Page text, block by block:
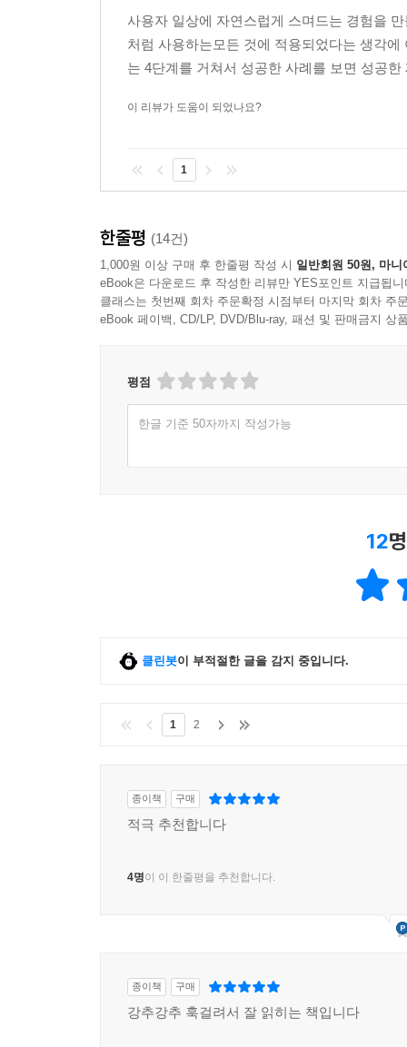
사용자 일상에 자연스럽게 스며드는 경험을
처럼 사용하는모든 것에 적용되었다는 생각
는 4단계를 거쳐서 성공한 사례를 보면 성공
이 리뷰가 도움이 되었나요?
1
한줄평 (14건)
1,000원 이상 구매 후 한줄평 작성 시 일반회원 50원, 마니
eBook은 다운로드 후 작성한 리뷰만 YES포인트 지급됩니
클래스는 첫번째 회차 주문확정 시점부터 마지막 회차 주
eBook 페이백, CD/LP, DVD/Blu-ray, 패션 및 판매금지 상
평점
한글 기준 50자까지 작성가능
12
클린봇이 부적절한 글을 감지 중입니다.
1 2
종이책 구매
적극 추천합니다
4명이 이 한줄평을 추천합니다.
종이책 구매
강추강추 훅걸려서 잘 읽히는 책입니다